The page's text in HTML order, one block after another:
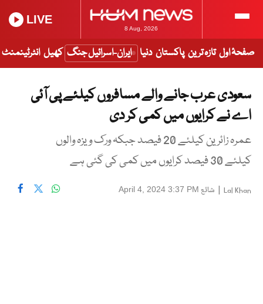
8 Aug, 2026
LIVE
صفحۂ اول تازہ ترین پاکستان دنیا ایران-اسرائیل جنگ کھیل انٹرٹینمنٹ
سعودی عرب جانے والے مسافروں کیلئے پی آئی
اے نے کرایوں میں کمی کر دی
عمرہ زائرین کیلئے 20 فیصد جبکہ ورک ویزہ والوں
کیلئے 30 فیصد کرایوں میں کمی کی گئی ہے
Lal Khan
| شائع April 4, 2024 3:37 PM